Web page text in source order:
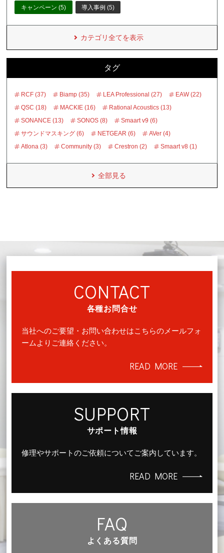
キャンペーン (5) 導入事例 (5)
カテゴリ全てを表示
タグ
RCF (37) Biamp (35) LEA Professional (27)
EAW (22)
QSC (18)
MACKIE (16)
Rational Acoustics (13)
SONANCE (13)
SONOS (8)
Smaart v9 (6)
サウンドマスキング (6)
NETGEAR (6)
AVer (4)
Atlona (3)
Community (3) Crestron (2) Smaart v8 (1)
全部見る
CONTACT
各種お問合せ
当社へのご要望・お問い合わせはこちらのメールフォ
ームよりご連絡ください。
READ MORE
SUPPORT
サポート情報
修理やサポートのご依頼についてご案内しています。
READ MORE
FAQ
よくある質問